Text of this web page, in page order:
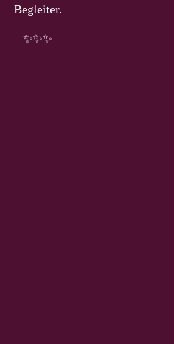
Begleiter.
✨✨✨